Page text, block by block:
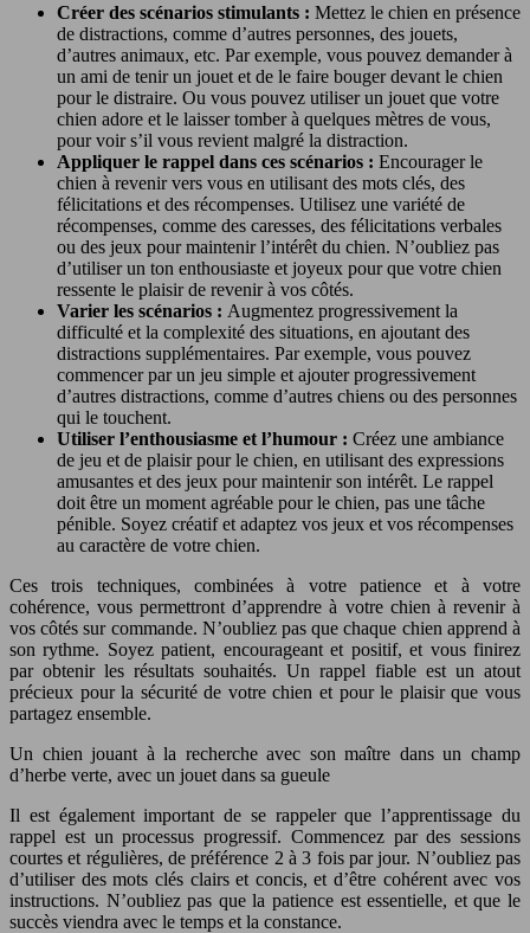
Créer des scénarios stimulants : Mettez le chien en présence
de distractions, comme d’autres personnes, des jouets,
d’autres animaux, etc. Par exemple, vous pouvez demander à
un ami de tenir un jouet et de le faire bouger devant le chien
pour le distraire. Ou vous pouvez utiliser un jouet que votre
chien adore et le laisser tomber à quelques mètres de vous,
pour voir s’il vous revient malgré la distraction.
Appliquer le rappel dans ces scénarios : Encourager le
chien à revenir vers vous en utilisant des mots clés, des
félicitations et des récompenses. Utilisez une variété de
récompenses, comme des caresses, des félicitations verbales
ou des jeux pour maintenir l’intérêt du chien. N’oubliez pas
d’utiliser un ton enthousiaste et joyeux pour que votre chien
ressente le plaisir de revenir à vos côtés.
Varier les scénarios : Augmentez progressivement la
difficulté et la complexité des situations, en ajoutant des
distractions supplémentaires. Par exemple, vous pouvez
commencer par un jeu simple et ajouter progressivement
d’autres distractions, comme d’autres chiens ou des personnes
qui le touchent.
Utiliser l’enthousiasme et l’humour : Créez une ambiance
de jeu et de plaisir pour le chien, en utilisant des expressions
amusantes et des jeux pour maintenir son intérêt. Le rappel
doit être un moment agréable pour le chien, pas une tâche
pénible. Soyez créatif et adaptez vos jeux et vos récompenses
au caractère de votre chien.
Ces trois techniques, combinées à votre patience et à votre
cohérence, vous permettront d’apprendre à votre chien à revenir à
vos côtés sur commande. N’oubliez pas que chaque chien apprend à
son rythme. Soyez patient, encourageant et positif, et vous finirez
par obtenir les résultats souhaités. Un rappel fiable est un atout
précieux pour la sécurité de votre chien et pour le plaisir que vous
partagez ensemble.
Un chien jouant à la recherche avec son maître dans un champ
d’herbe verte, avec un jouet dans sa gueule
Il est également important de se rappeler que l’apprentissage du
rappel est un processus progressif. Commencez par des sessions
courtes et régulières, de préférence 2 à 3 fois par jour. N’oubliez pas
d’utiliser des mots clés clairs et concis, et d’être cohérent avec vos
instructions. N’oubliez pas que la patience est essentielle, et que le
succès viendra avec le temps et la constance.